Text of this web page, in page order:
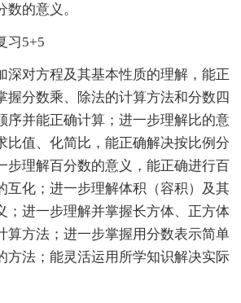
的意义。
习5+5
深对方程及其基本性质的理解，能正
握分数乘、除法的计算方法和分数四
序并能正确计算；进一步理解比的意
比值、化简比，能正确解决按比例分
步理解百分数的意义，能正确进行百
互化；进一步理解体积（容积）及其
；进一步理解并掌握长方体、正方体
算方法；进一步掌握用分数表示简单
方法；能灵活运用所学知识解决实际